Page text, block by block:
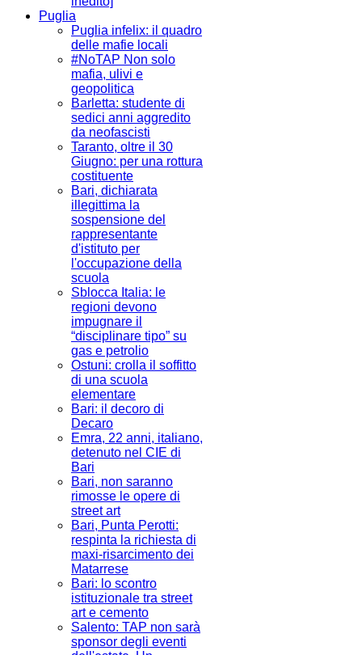
Puglia
Puglia infelix: il quadro
delle mafie locali
#NoTAP Non solo
mafia, ulivi e
geopolitica
Barletta: studente di
sedici anni aggredito
da neofascisti
Taranto, oltre il 30
Giugno: per una rottura
costituente
Bari, dichiarata
illegittima la
sospensione del
rappresentante
d'istituto per
l'occupazione della
scuola
Sblocca Italia: le
regioni devono
impugnare il
“disciplinare tipo” su
gas e petrolio
Ostuni: crolla il soffitto
di una scuola
elementare
Bari: il decoro di
Decaro
Emra, 22 anni, italiano,
detenuto nel CIE di
Bari
Bari, non saranno
rimosse le opere di
street art
Bari, Punta Perotti:
respinta la richiesta di
maxi-risarcimento dei
Matarrese
Bari: lo scontro
istituzionale tra street
art e cemento
Salento: TAP non sarà
sponsor degli eventi